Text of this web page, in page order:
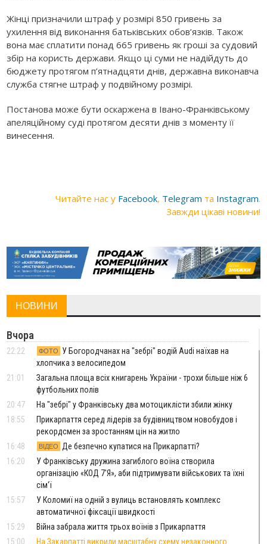
Жінці призначили штраф у розмірі 850 гривень за
ухилення від виконання батьківських обов’язків. Також
вона має сплатити понад 665 гривень як гроші за судовий
збір на користь держави. Якщо ці суми не надійдуть до
бюджету протягом п’ятнадцяти днів, державна виконавча
служба стягне штраф у подвійному розмірі.
Постанова може бути оскаржена в Івано-Франківському
апеляційному суді протягом десяти днів з моменту її
винесення.
Читайте нас у Facebook, Telegram та Instagram.
Завжди цікаві новини!
НОВИНИ
Вчора
22:22 ФОТО
У Богородчанах на "зебрі" водій Audi наїхав на
хлопчика з велосипедом
21:01
Загальна площа всіх книгарень України - трохи більше ніж 6
футбольних полів
20:47
На "зебрі" у Франківську два мотоциклісти збили жінку
18:55
Прикарпаття серед лідерів за будівництвом новобудов і
рекордсмен за зростанням цін на житло
16:48
ВІДЕО
Де безпечно купатися на Прикарпатті?
16:20
У Франківську дружина загиблого воїна створила
організацію «КОД 7'Я», аби підтримувати військових та їхні
сім'ї
15:57
У Коломиї на одній з вулиць встановлять комплекс
автоматичної фіксації швидкості
15:29
Війна забрала життя трьох воїнів з Прикарпаття
15:00
На Закарпатті викрили масштабну схему незаконного